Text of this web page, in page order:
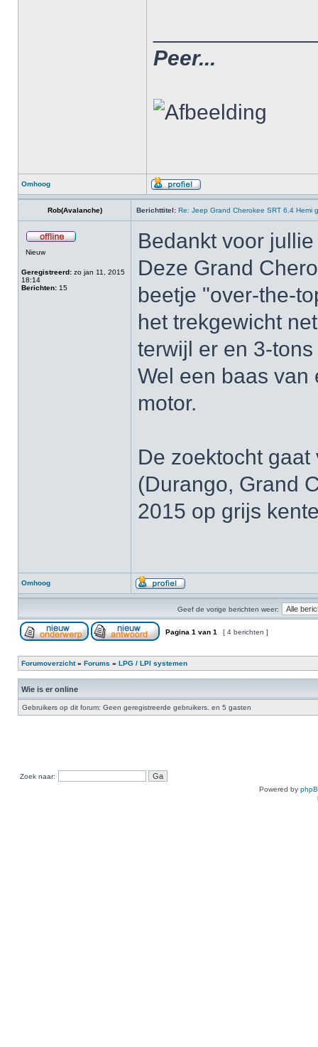
Peer...
Omhoog
Rob(Avalanche) Berichttitel: Re: Jeep Grand Cherokee SRT 6.4 Hemi
Nieuw
Geregistreerd: zo jan 11, 2015
18:14
Berichten: 15
Bedankt voor
Deze Grand
beetje "over-the-
het trekgewicht
terwijl er en 3-
Wel een baas van
motor.
De zoektocht gaat
(Durango, Grand
2015 op grijs
Omhoog
Geef de vorige berichten weer:
Pagina 1 van 1 [ 4 berichten ]
Forumoverzicht» Forums » LPG / LPI systemen
Wie is er online
Gebruikers op dit forum: Geen geregistreerde gebruikers. en 5 gasten
Zoek naar:
Powered by